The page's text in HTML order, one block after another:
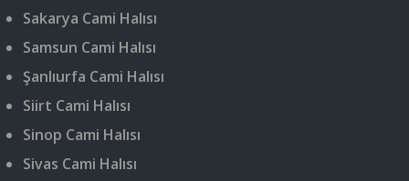
Sakarya Cami Halısı
Samsun Cami Halısı
Şanlıurfa Cami Halısı
Siirt Cami Halısı
Sinop Cami Halısı
Sivas Cami Halısı